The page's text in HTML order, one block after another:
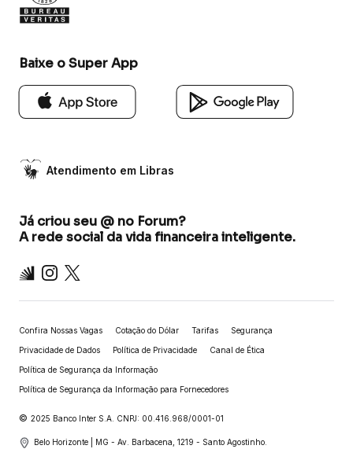
Baixe o Super App
Atendimento em Libras
Já criou seu @ no Forum?
A rede social da vida financeira inteligente.
Inter Instagram
X
Confira Nossas Vagas Cotação do Dólar Tarifas Segurança
Privacidade de Dados Política de Privacidade Canal de Ética
Política de Segurança da Informação
Política de Segurança da Informação para Fornecedores
© 2025 Banco Inter S.A. CNPJ: 00.416.968/0001-01
Belo Horizonte | MG - Av. Barbacena, 1219 - Santo Agostinho.